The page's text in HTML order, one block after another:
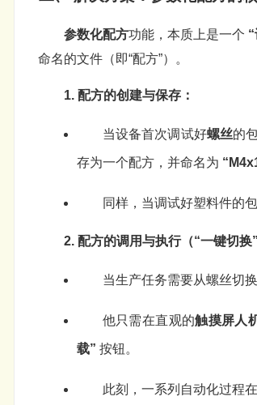
参数化配方功能，本质上是一个
命名的文件（即“配方”）。
1. 配方的创建与保存：
当设备首次调试好螺丝的
存为一个配方，并命名为
同样，当调试好塑料件的
2. 配方的调用与执行（“一键切换
当生产任务需要从螺丝切
他只需在直观的触摸屏人
载” 按钮。
此刻，一系列自动化过程